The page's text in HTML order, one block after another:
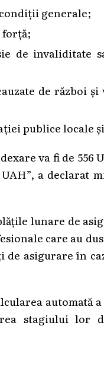
generale;
forță;
de invaliditate
de război
publice locale
va fi de 556
a declarat
lunare de
care au
asigurare în
automată
stagiului lor